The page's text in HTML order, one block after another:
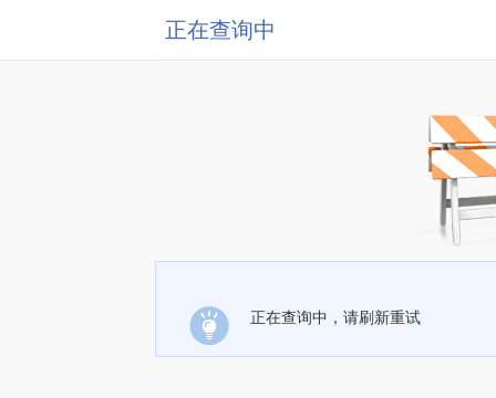
正在查询中
正在查询中，请刷新重试